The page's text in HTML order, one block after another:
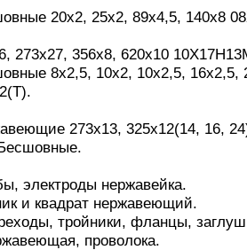
20х2, 25х2, 89х4,5, 140х8
273х27, 356х8, 620х10
8х2,5, 10х2, 10х2,5, 16х2,5,
273х13, 325х12(14, 16,
электроды нержавейка.
и квадрат нержавеющий.
тройники, фланцы,
проволока.